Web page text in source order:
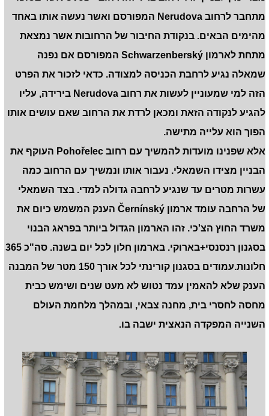
מתחבר לרחוב Nerudova המפורסם ואשר נעשה אותו באחד
מהימים הבאים. בנקודת החיבור של הרחובות אשר נמצאת
מתחת לארמון Schwarzenberský המפורסם אם נפנה
שמאלה נגיע לרחבת הכניסה למצודה. כדאי לזכור את הפרט
הזה למי שמעוניין לעשות את רחוב Nerudova בירידה, עליו
להגיע לנקודה הזאת ומכאן לרדת את הרחוב שאם עושים אותו
הפוך הוא עלייה מתישה.
אלא שפנינו מועדות להמשיך עם רחוב Pohořelec העוקף את
הבניין מצידו השמאלי. נעבור אותו ונמשיך עם הרחוב כמה
עשרות מטרים עד שנגיע לרחבה גדולה למדי. בצד השמאלי
של הרחבה עומד ארמון Černínský הענק המשמש כיום את
משרד החוץ הצ'כי. זהו הארמון הגדול ביותר בפראג הבנוי
בסגנון רנסנסי+בארוקי. בארמון חלון לכל יום בשנה. סה"כ 365
חלונות.עמודים בסגנון קורינתי לכל אורך 150 מטר של המבנה
הענק שלא להאמין עמד נטוש לא מעט שנים ושימש כבית
מחסה לחסרי בית, מחנה צבאי, ובמהלך מלחמת העולם
השנייה המפקדה הנאצית ישבה בו.